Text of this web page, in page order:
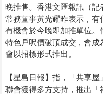
晚推售。香港文匯報訊（
常務董事黃光耀昨表示，有
有機會於今晚即加推單位。
特色戶呎價破頂成交，會
會以招標形式推出。
【星島日報】指，「共享
聯會獲得多方支持，推出